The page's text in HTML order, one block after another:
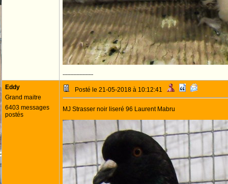
--------------------
Eddy
Grand maitre
6403 messages
postés
Posté le 21-05-2018 à 10:12:41
MJ Strasser noir liseré 96 Laurent Mabru